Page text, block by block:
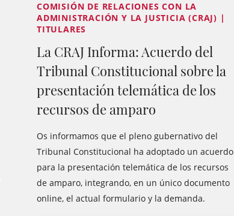
COMISIÓN DE RELACIONES CON LA
ADMINISTRACIÓN Y LA JUSTICIA (CRAJ) |
TITULARES
La CRAJ Informa: Acuerdo del
Tribunal Constitucional sobre la
presentación telemática de los
recursos de amparo
Os informamos que el pleno gubernativo del
Tribunal Constitucional ha adoptado un acuerdo
para la presentación telemática de los recursos
de amparo, integrando, en un único documento
online, el actual formulario y la demanda.